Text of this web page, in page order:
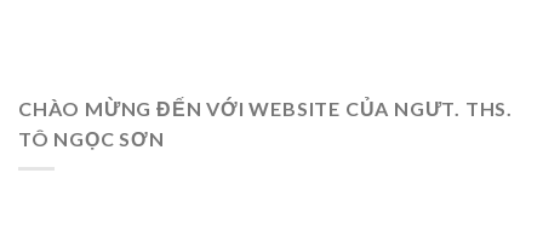
CHÀO MỪNG ĐẾN VỚI WEBSITE CỦA NGƯT. THS.
TÔ NGỌC SƠN